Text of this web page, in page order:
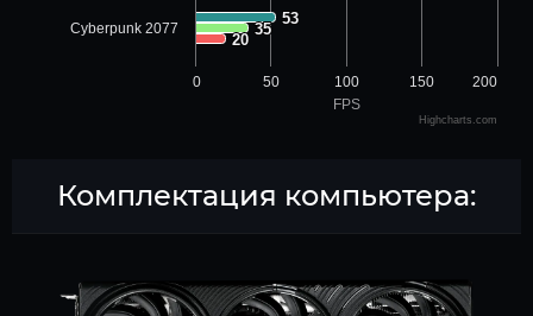
FPS
53
53
35
35
20
20
0 50 100 150 200
Cyberpunk 2077
Highcharts.com
Комплектация компьютера: